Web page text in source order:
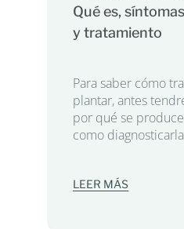
Qué es,
y tratamiento
Para saber cómo
plantar, antes
por qué se
como
LEER MÁS